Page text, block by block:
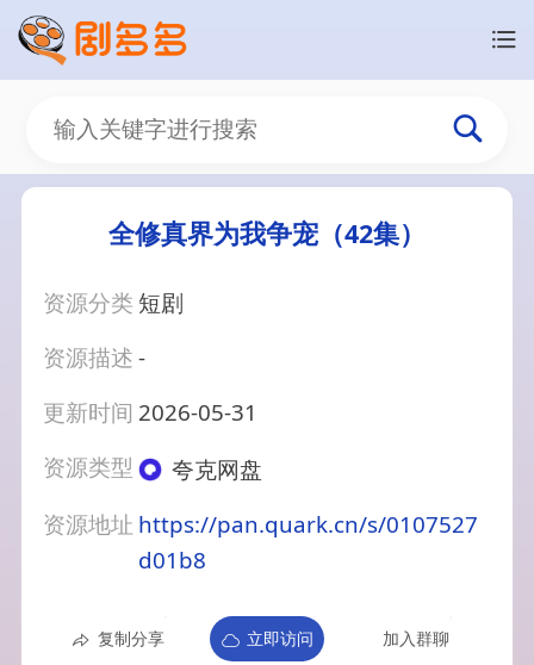
全修真界为我争宠（42集）
资源分类 短剧
资源描述-
更新时间 2026-05-31
资源类型
夸克网盘
资源地址 https://pan.quark.cn/s/0107527
d01b8
复制分享 立即访问 加入群聊